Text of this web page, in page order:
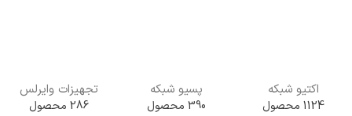
اکتیو شبکه
1124 محصول
پسیو شبکه
390 محصول
تجهیزات وایرلس
286 محصول